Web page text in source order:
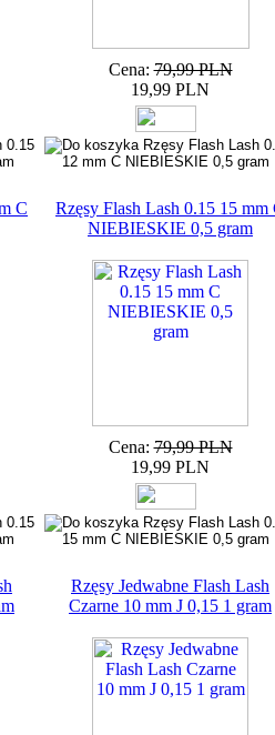
Cena: 79,99 PLN
19,99 PLN
C
Rzęsy Flash Lash 0.15 15 mm
NIEBIESKIE 0,5 gram
Cena: 79,99 PLN
19,99 PLN
Rzęsy Jedwabne Flash Lash
Czarne 10 mm J 0,15 1 gram